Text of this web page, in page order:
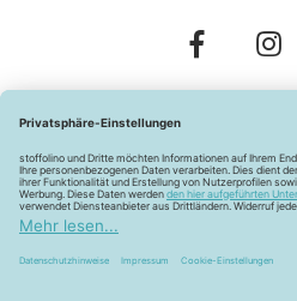
Widerrufsbelehrung
Barrierefreiheitserklärung